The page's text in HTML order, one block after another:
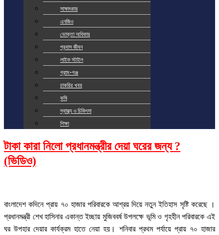
সাক্ষাৎকার
এনজিও
ভোক্তা অধিকার
প্রবাস জীবন
লাইফ স্টাইল
গ্রাম-গঞ্জ
চাকরির খবর
কৃষি
স্বাস্থ্য ও চিকিৎসা
শিক্ষা
টাকা কারা নিলো প্রধানমন্ত্রীর দেয়া ঘরের জন্য ?
(ভিডিও)
বাংলাদেশ কদিনে প্রায় ৭০ হাজার পরিবারকে আশ্রয় দিয়ে নতুন ইতিহাস সৃষ্টি করেছে ।
প্রধানমন্ত্রী শেখ হাসিনার একান্ত ইচ্ছায় মুজিববর্ষ উপলক্ষে ভূমি ও গৃহহীন পরিবারকে এই
ঘর উপহার দেয়ার কার্যক্রম হাতে নেয়া হয়। শনিবার প্রথম পর্যায়ে প্রায় ৭০ হাজার